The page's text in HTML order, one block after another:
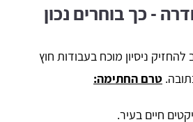
- כך בוחרים נכון
ניסיון מוכח בעבודות חוץ
טרם החתימה:
חיים בעיר.